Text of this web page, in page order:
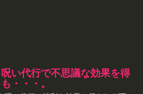
い代行で不思議な効果を得
・・・。